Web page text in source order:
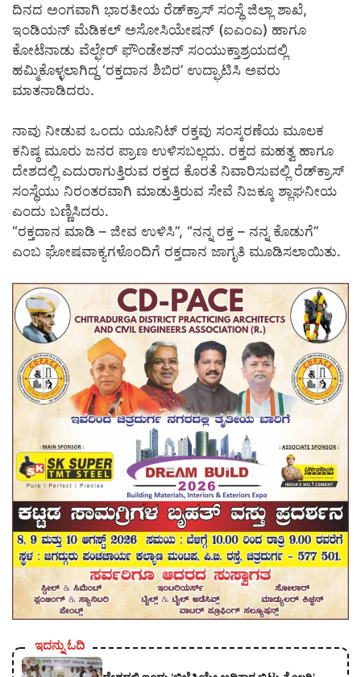
ದಿನದ ಅಂಗವಾಗಿ ಭಾರತೀಯ ರೆಡ್‍ಕ್ರಾಸ್ ಸಂಸ್ಥೆ ಜಿಲ್ಲಾ ಶಾಖೆ,
ಇಂಡಿಯನ್ ಮೆಡಿಕಲ್ ಅಸೋಸಿಯೇಷನ್ (ಐಎಂಎ) ಹಾಗೂ
ಕೋಟೆನಾಡು ವೆಲ್ಫೇರ್ ಫೌಂಡೇಶನ್ ಸಂಯುಕ್ತಾಶ್ರಯದಲ್ಲಿ
ಹಮ್ಮಿಕೊಳ್ಳಲಾಗಿದ್ದ ‘ರಕ್ತದಾನ ಶಿಬಿರ’ ಉದ್ಘಾಟಿಸಿ ಅವರು
ಮಾತನಾಡಿದರು.
ನಾವು ನೀಡುವ ಒಂದು ಯೂನಿಟ್ ರಕ್ತವು ಸಂಸ್ಕರಣೆಯ ಮೂಲಕ
ಕನಿಷ್ಠ ಮೂರು ಜನರ ಪ್ರಾಣ ಉಳಿಸಬಲ್ಲದು. ರಕ್ತದ ಮಹತ್ವ ಹಾಗೂ
ದೇಶದಲ್ಲಿ ಎದುರಾಗುತ್ತಿರುವ ರಕ್ತದ ಕೊರತೆ ನಿವಾರಿಸುವಲ್ಲಿ ರೆಡ್‍ಕ್ರಾಸ್
ಸಂಸ್ಥೆಯು ನಿರಂತರವಾಗಿ ಮಾಡುತ್ತಿರುವ ಸೇವೆ ನಿಜಕ್ಕೂ ಶ್ಲಾಘನೀಯ
ಎಂದು ಬಣ್ಣಿಸಿದರು.
“ರಕ್ತದಾನ ಮಾಡಿ – ಜೀವ ಉಳಿಸಿ”, “ನನ್ನ ರಕ್ತ – ನನ್ನ ಕೊಡುಗೆ”
ಎಂಬ ಘೋಷವಾಕ್ಯಗಳೊಂದಿಗೆ ರಕ್ತದಾನ ಜಾಗೃತಿ ಮೂಡಿಸಲಾಯಿತು.
ಇದನ್ನು ಓದಿ